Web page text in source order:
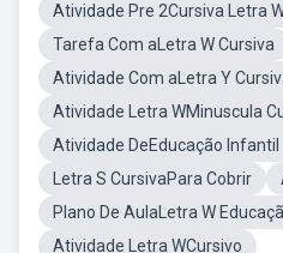
Atividade Pre 2Cursiva Letra
Tarefa Com aLetra W Cursiva
Atividade Com aLetra Y
Atividade Letra WMinuscula
Atividade DeEducação Infantil
Letra S CursivaPara Cobrir
Plano De AulaLetra W
Atividade Letra WCursivo